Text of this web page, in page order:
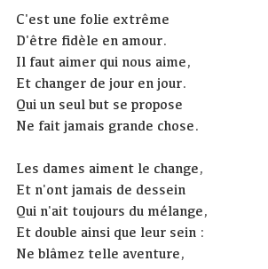
C'est une folie extrême
D'être fidèle en amour.
Il faut aimer qui nous aime,
Et changer de jour en jour.
Qui un seul but se propose
Ne fait jamais grande chose.
Les dames aiment le change,
Et n'ont jamais de dessein
Qui n'ait toujours du mélange,
Et double ainsi que leur sein :
Ne blâmez telle aventure,